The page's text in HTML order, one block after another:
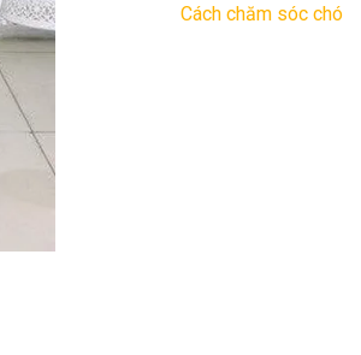
Cách chăm sóc chó